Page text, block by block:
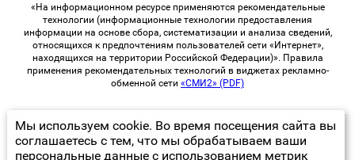
«На информационном ресурсе применяются рекомендательные
технологии (информационные технологии предоставления
информации на основе сбора, систематизации и анализа сведений,
относящихся к предпочтениям пользователей сети «Интернет»,
находящихся на территории Российской Федерации)». Правила
применения рекомендательных технологий в виджетах рекламно-
обменной сети «СМИ2» (PDF)
© 2026 «samaraOnline24» | Все права защищены
Возрастная категория сайта 16+
Мы используем cookie. Во время посещения сайта вы
соглашаетесь с тем, что мы обрабатываем ваши
персональные данные с использованием метрик